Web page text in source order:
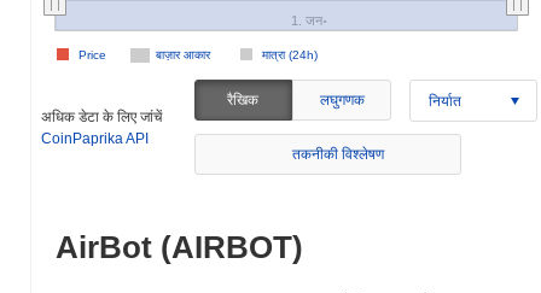
बाज़ार आकार मात्रा (24h)
Price
1. जन॰
अधिक डेटा के लिए जांचें
CoinPaprika API
रैखिक लघुगणक निर्यात
तकनीकी विश्लेषण
AirBot (AIRBOT)